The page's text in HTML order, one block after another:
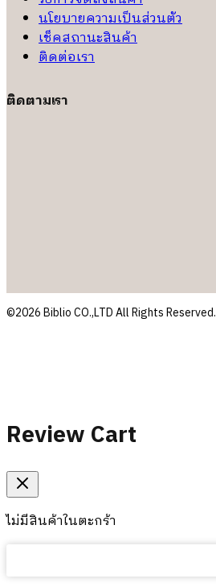
นโยบายความเป็นส่วนตัว
เช็คสถานะสินค้า
ติดต่อเรา
ติดตามเรา
©2026 Biblio CO.,LTD All Rights Reserved.
Review Cart
ไม่มีสินค้าในตะกร้า